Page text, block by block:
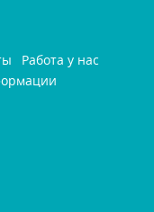
Работа у нас